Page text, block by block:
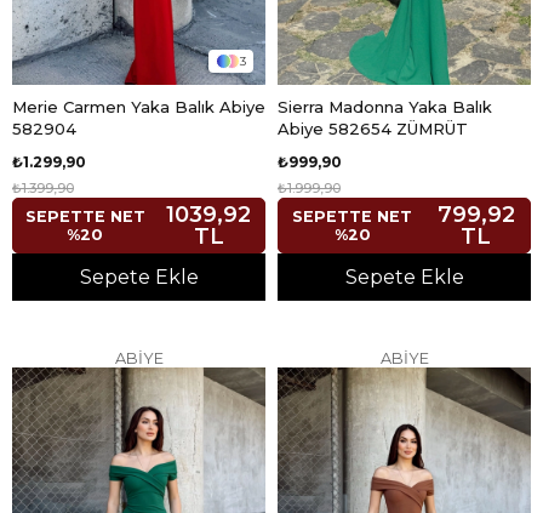
3
Merie Carmen Yaka Balık Abiye
582904
₺1.299,90
₺1.399,90
SEPETTE NET
%20
1039,92
TL
Sepete Ekle
Sierra Madonna Yaka Balık
Abiye 582654 ZÜMRÜT
₺999,90
₺1.999,90
SEPETTE NET
%20
799,92
TL
Sepete Ekle
ABİYE ABİYE